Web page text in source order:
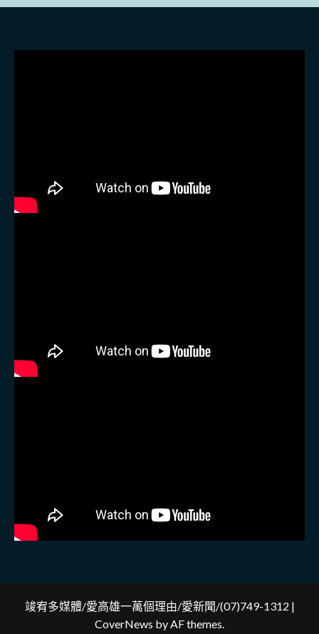
竣宥多媒體/愛高雄一萬個理由/愛新聞/(07)749-1312 |
CoverNews by AF themes.